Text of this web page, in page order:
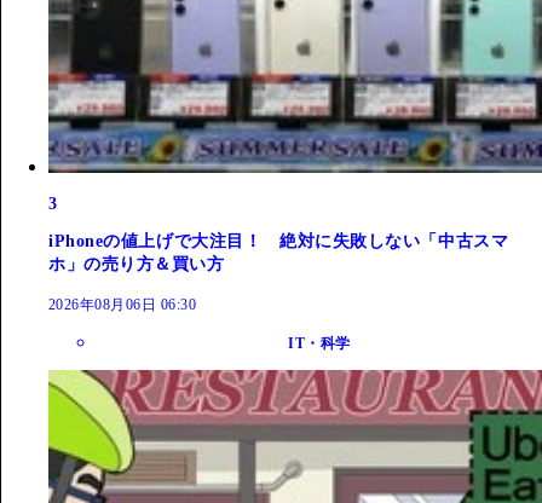
3
iPhoneの値上げで大注目！ 絶対に失敗しない「中古スマ
ホ」の売り方＆買い方
2026年08月06日 06:30
IT・科学